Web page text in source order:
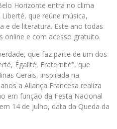
Horizonte entra no clima
que reúne música,
e de literatura. Este ano todas
online e com acesso gratuito.
que faz parte de um dos
Égalité, Fraternité”, que
Gerais, inspirada na
a Aliança Francesa realiza
em função da Festa Nacional
14 de julho, data da Queda da